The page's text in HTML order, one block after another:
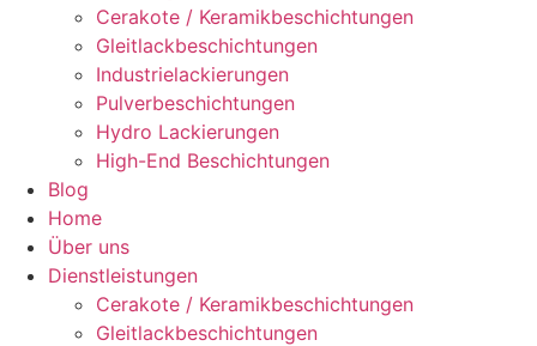
Cerakote / Keramikbeschichtungen
Gleitlackbeschichtungen
Industrielackierungen
Pulverbeschichtungen
Hydro Lackierungen
High-End Beschichtungen
Blog
Home
Über uns
Dienstleistungen
Cerakote / Keramikbeschichtungen
Gleitlackbeschichtungen